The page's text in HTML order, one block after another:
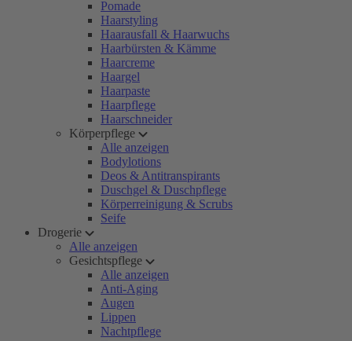
Pomade
Haarstyling
Haarausfall & Haarwuchs
Haarbürsten & Kämme
Haarcreme
Haargel
Haarpaste
Haarpflege
Haarschneider
Körperpflege
Alle anzeigen
Bodylotions
Deos & Antitranspirants
Duschgel & Duschpflege
Körperreinigung & Scrubs
Seife
Drogerie
Alle anzeigen
Gesichtspflege
Alle anzeigen
Anti-Aging
Augen
Lippen
Nachtpflege